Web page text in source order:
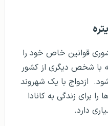
قوانین خاص خود را
با شخص دیگری از کشور
ازدواج با یک شهروند
برای زندگی به کانادا
دارد.